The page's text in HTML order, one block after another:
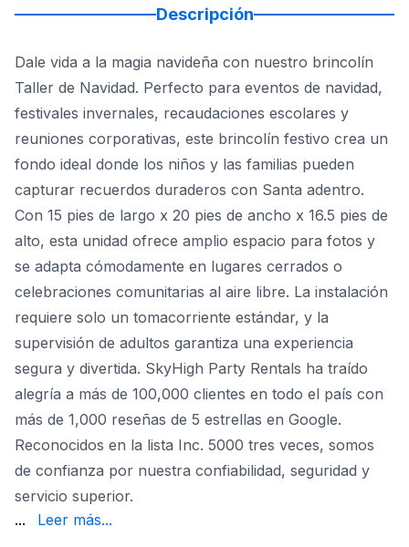
Descripción
Dale vida a la magia navideña con nuestro brincolín
Taller de Navidad. Perfecto para eventos de navidad,
festivales invernales, recaudaciones escolares y
reuniones corporativas, este brincolín festivo crea un
fondo ideal donde los niños y las familias pueden
capturar recuerdos duraderos con Santa adentro.
Con 15 pies de largo x 20 pies de ancho x 16.5 pies de
alto, esta unidad ofrece amplio espacio para fotos y
se adapta cómodamente en lugares cerrados o
celebraciones comunitarias al aire libre. La instalación
requiere solo un tomacorriente estándar, y la
supervisión de adultos garantiza una experiencia
segura y divertida. SkyHigh Party Rentals ha traído
alegría a más de 100,000 clientes en todo el país con
más de 1,000 reseñas de 5 estrellas en Google.
Reconocidos en la lista Inc. 5000 tres veces, somos
de confianza por nuestra confiabilidad, seguridad y
servicio superior.
brincolín se desinfecta antes y después de la renta, y
... Leer más...